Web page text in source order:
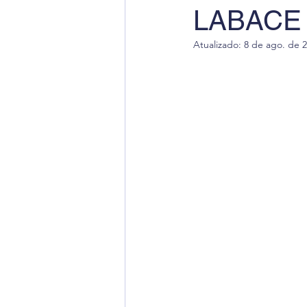
Radiação Cósmica
Atualizado: 8 de ago. de